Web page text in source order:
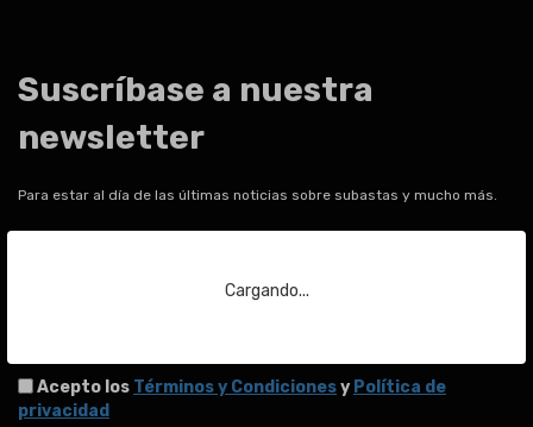
Cargando...
Suscríbase a nuestra
newsletter
Para estar al día de las últimas noticias sobre subastas y mucho más.
Acepto los Términos y Condicionesy Política de
privacidad